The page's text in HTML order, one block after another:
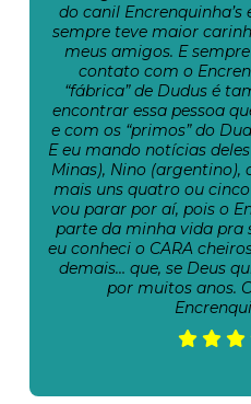
do canil Encrenquinha’s
sempre teve maior
meus amigos. E
contato com o
“fábrica” de Dudus é
encontrar essa pessoa
e com os “primos” do
E eu mando notícias
Minas), Nino (argentino),
mais uns quatro ou
vou parar por aí, pois o
parte da minha vida pra
eu conheci o CARA
demais… que, se Deus
por muitos anos.